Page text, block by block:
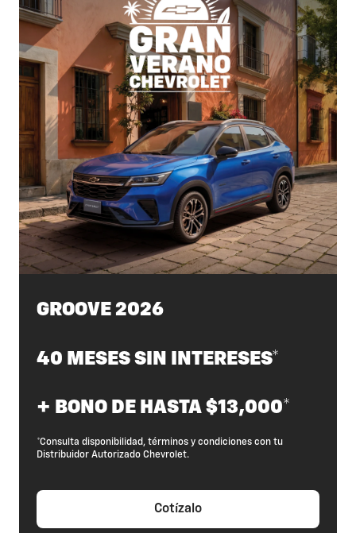
GROOVE 2026
40 MESES SIN INTERESES*
+ BONO DE HASTA $13,000*
*Consulta disponibilidad, términos y condiciones con tu
Distribuidor Autorizado Chevrolet.
Cotízalo